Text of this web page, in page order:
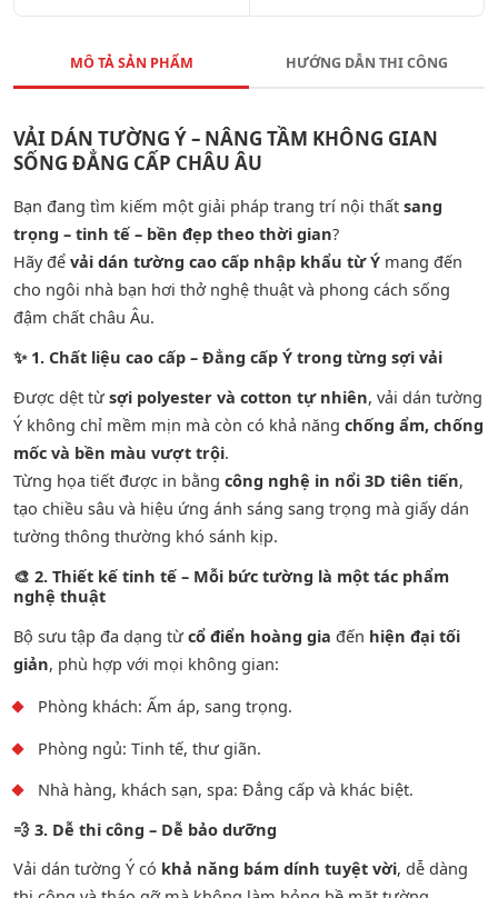
MÔ TẢ SẢN PHẨM HƯỚNG DẪN THI CÔNG
VẢI DÁN TƯỜNG Ý – NÂNG TẦM KHÔNG GIAN
SỐNG ĐẲNG CẤP CHÂU ÂU
Bạn đang tìm kiếm một giải pháp trang trí nội thất sang
trọng – tinh tế – bền đẹp theo thời gian?
Hãy để vải dán tường cao cấp nhập khẩu từ Ý mang đến
cho ngôi nhà bạn hơi thở nghệ thuật và phong cách sống
đậm chất châu Âu.
✨ 1. Chất liệu cao cấp – Đẳng cấp Ý trong từng sợi vải
Được dệt từsợi polyester và cotton tự nhiên, vải dán tường
Ý không chỉ mềm mịn mà còn có khả năng chống ẩm, chống
mốc và bền màu vượt trội.
Từng họa tiết được in bằng công nghệ in nổi 3D tiên tiến,
tạo chiều sâu và hiệu ứng ánh sáng sang trọng mà giấy dán
tường thông thường khó sánh kịp.
🎨 2. Thiết kế tinh tế – Mỗi bức tường là một tác phẩm
nghệ thuật
Bộ sưu tập đa dạng từcổ điển hoàng gia đến hiện đại tối
giản, phù hợp với mọi không gian:
Phòng khách: Ấm áp, sang trọng.
Phòng ngủ: Tinh tế, thư giãn.
Nhà hàng, khách sạn, spa: Đẳng cấp và khác biệt.
💨 3. Dễ thi công – Dễ bảo dưỡng
Vải dán tường Ý có khả năng bám dính tuyệt vời, dễ dàng